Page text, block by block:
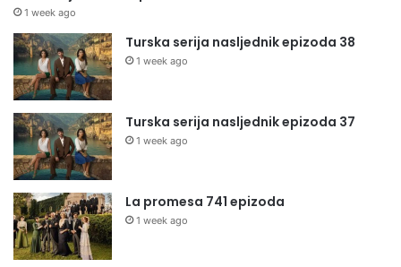
1 week ago
Turska serija nasljednik epizoda 38
1 week ago
Turska serija nasljednik epizoda 37
1 week ago
La promesa 741 epizoda
1 week ago